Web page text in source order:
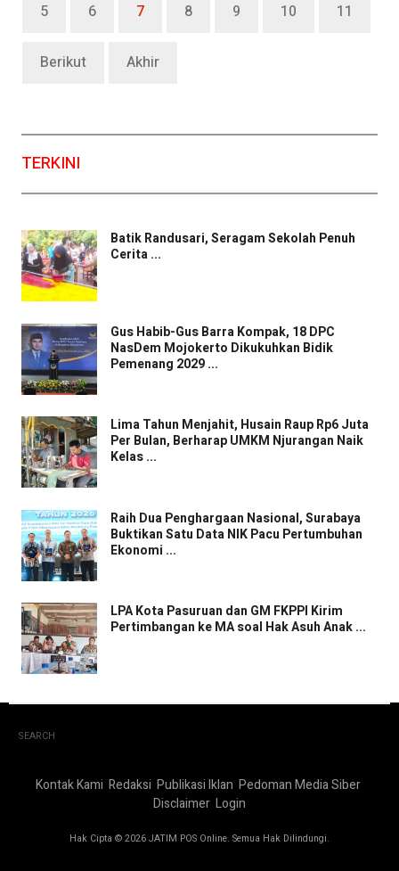
5 6 7 8 9 10 11
Berikut Akhir
TERKINI
Batik Randusari, Seragam Sekolah Penuh
Cerita ...
Gus Habib-Gus Barra Kompak, 18 DPC
NasDem Mojokerto Dikukuhkan Bidik
Pemenang 2029 ...
Lima Tahun Menjahit, Husain Raup Rp6 Juta
Per Bulan, Berharap UMKM Njurangan Naik
Kelas ...
Raih Dua Penghargaan Nasional, Surabaya
Buktikan Satu Data NIK Pacu Pertumbuhan
Ekonomi ...
LPA Kota Pasuruan dan GM FKPPI Kirim
Pertimbangan ke MA soal Hak Asuh Anak ...
SEARCH
Kontak Kami Redaksi Publikasi Iklan Pedoman Media Siber
Disclaimer Login
Hak Cipta © 2026 JATIM POS Online. Semua Hak Dilindungi.